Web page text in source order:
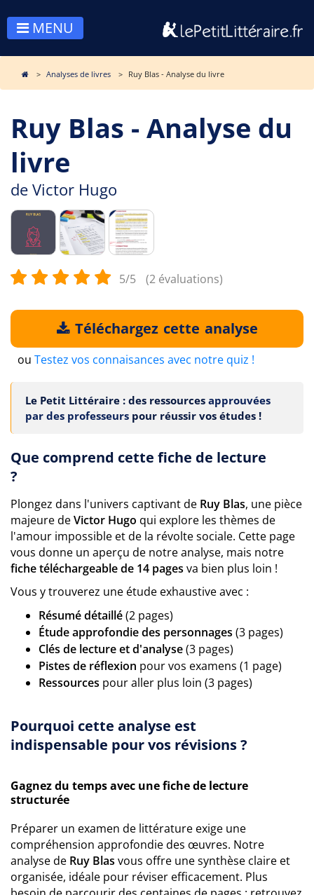
MENU
Analyses de livres Ruy Blas - Analyse du livre
Ruy Blas - Analyse du
livre
de Victor Hugo
5/5 (2 évaluations)
Téléchargez cette analyse
ou Testez vos connaisances avec notre quiz !
Le Petit Littéraire : des ressources approuvées
par des professeurs pour réussir vos études !
Que comprend cette fiche de lecture
?
Plongez dans l'univers captivant de Ruy Blas, une pièce
majeure deVictor Hugo qui explore les thèmes de
l'amour impossible et de la révolte sociale. Cette page
vous donne un aperçu de notre analyse, mais notre
fiche téléchargeable de 14 pages va bien plus loin !
Vous y trouverez une étude exhaustive avec :
Résumé détaillé(2 pages)
Étude approfondie des personnages (3 pages)
Clés de lecture et d'analyse(3 pages)
Pistes de réflexion pour vos examens (1 page)
Ressources pour aller plus loin (3 pages)
Pourquoi cette analyse est
indispensable pour vos révisions ?
Gagnez du temps avec une fiche de lecture
structurée
Préparer un examen de littérature exige une
compréhension approfondie des œuvres. Notre
analyse de Ruy Blas vous offre une synthèse claire et
organisée, idéale pour réviser efficacement. Plus